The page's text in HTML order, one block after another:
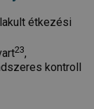
étkezési
23,
kontroll